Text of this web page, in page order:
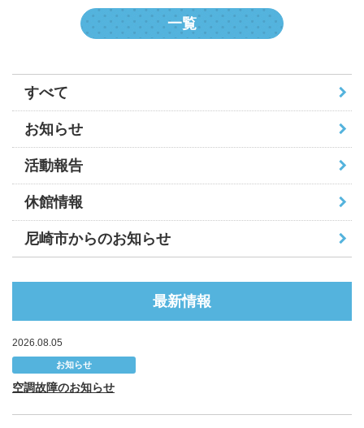
一覧
すべて
お知らせ
活動報告
休館情報
尼崎市からのお知らせ
最新情報
2026.08.05
お知らせ
空調故障のお知らせ